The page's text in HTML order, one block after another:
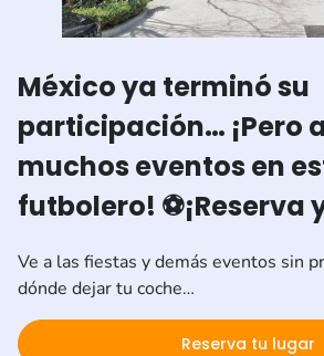
México ya terminó su
participación… ¡Pero
muchos eventos en
futbolero! ⚽¡Reserva
Ve a las fiestas y demás eventos sin
dónde dejar tu coche…
Reserva tu lugar